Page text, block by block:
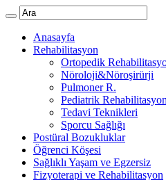
Anasayfa
Rehabilitasyon
Ortopedik
Nöroloji&Nöroşirürji
Pulmoner R.
Pediatrik Rehabilitasyon
Tedavi Teknikleri
Sporcu Sağlığı
Postüral Bozukluklar
Öğrenci Köşesi
Sağlıklı Yaşam ve Egzersiz
Fizyoterapi ve Rehabilitasyon